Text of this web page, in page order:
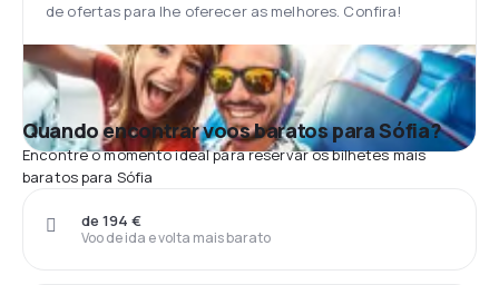
de ofertas para lhe oferecer as melhores. Confira!
Quando encontrar voos baratos para Sófia?
Encontre o momento ideal para reservar os bilhetes mais
baratos para Sófia
Voo de ida e volta mais barato
de 194 €